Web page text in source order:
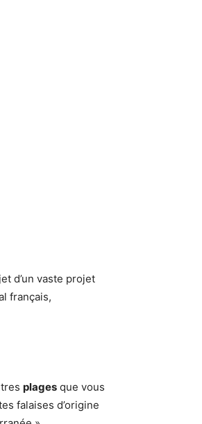
d’un vaste projet
français,
plages que vous
falaises d’origine